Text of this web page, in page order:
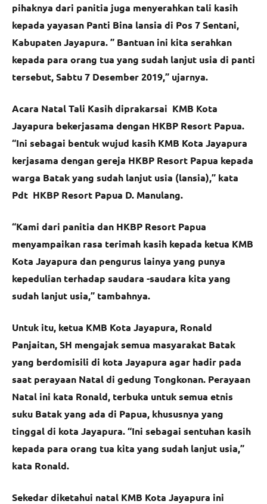
pihaknya dari panitia juga menyerahkan tali kasih
kepada yayasan Panti Bina lansia di Pos 7 Sentani,
Kabupaten Jayapura. ” Bantuan ini kita serahkan
kepada para orang tua yang sudah lanjut usia di panti
tersebut, Sabtu 7 Desember 2019,” ujarnya.
Acara Natal Tali Kasih diprakarsai KMB Kota
Jayapura bekerjasama dengan HKBP Resort Papua.
“Ini sebagai bentuk wujud kasih KMB Kota Jayapura
kerjasama dengan gereja HKBP Resort Papua kepada
warga Batak yang sudah lanjut usia (lansia),” kata
Pdt HKBP Resort Papua D. Manulang.
“Kami dari panitia dan HKBP Resort Papua
menyampaikan rasa terimah kasih kepada ketua KMB
Kota Jayapura dan pengurus lainya yang punya
kepedulian terhadap saudara -saudara kita yang
sudah lanjut usia,” tambahnya.
Untuk itu, ketua KMB Kota Jayapura, Ronald
Panjaitan, SH mengajak semua masyarakat Batak
yang berdomisili di kota Jayapura agar hadir pada
saat perayaan Natal di gedung Tongkonan. Perayaan
Natal ini kata Ronald, terbuka untuk semua etnis
suku Batak yang ada di Papua, khususnya yang
tinggal di kota Jayapura. “Ini sebagai sentuhan kasih
kepada para orang tua kita yang sudah lanjut usia,”
kata Ronald.
Sekedar diketahui natal KMB Kota Jayapura ini